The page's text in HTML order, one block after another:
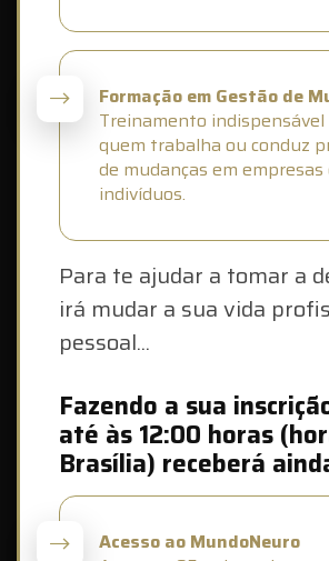
Formação em Gestão de
Treinamento indispensável
quem trabalha ou conduz
de mudanças em empresas
indivíduos.
Para te ajudar a tomar a
irá mudar a sua vida
pessoal...
Fazendo a sua
até às 12:00 horas
Brasília) receberá
Acesso ao MundoNeuro